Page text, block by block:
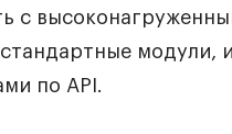
с
модули,
по API.